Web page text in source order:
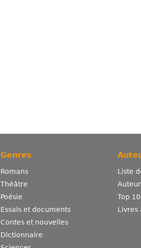
Genres
Romans
Théâtre
Poésie
Essais et documents
Contes et nouvelles
Dictionnaire
Liste
Top
Livres